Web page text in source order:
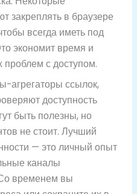
закреплять в браузере
всегда иметь под
экономит время и
с доступом.
агрегаторы ссылок,
доступность
быть полезны, но
не стоит. Лучший
— это личный опыт
каналы
временем вы